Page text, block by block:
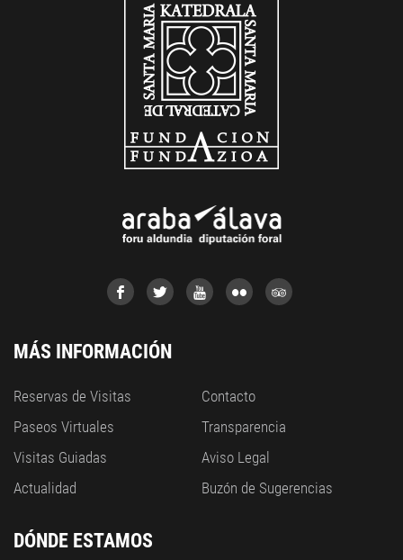
MÁS INFORMACIÓN
Reservas de Visitas
Paseos Virtuales
Visitas Guiadas
Actualidad
Contacto
Transparencia
Aviso Legal
Buzón de Sugerencias
DÓNDE ESTAMOS